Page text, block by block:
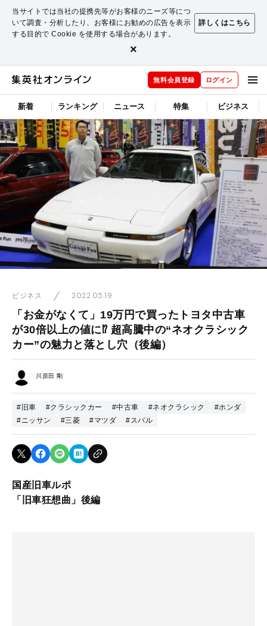
当サイトでは当社の提携先等がお客様のニーズ等につ
いて調査・分析したり、お客様にお勧めの広告を表示
する目的で Cookie を使用する場合があります。
詳しくはこちら
×
無料会員登録 ログイン
新着 ランキング ニュース 特集 ビジネス
ビジネス 2022.05.19
「お金がなくて」19万円で買ったトヨタ中古車
が30倍以上の値に⁉︎ 超高騰中の“ネオクラシック
カー”の魅力と落とし穴（後編）
川原田 剛
#旧車 #クラシックカー #中古車 #ネオクラシック
#ホンダ
#ニッサン
#三菱 #マツダ #スバル
国産旧車ルポ
「旧車狂想曲」後編